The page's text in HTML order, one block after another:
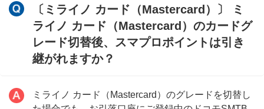
〔ミライノ カード（Mastercard）〕 ミ
ライノ カード（Mastercard）のカードグ
レード切替後、スマプロポイントは引き
継がれますか？
ミライノ カード（Mastercard）のグレードを切替し